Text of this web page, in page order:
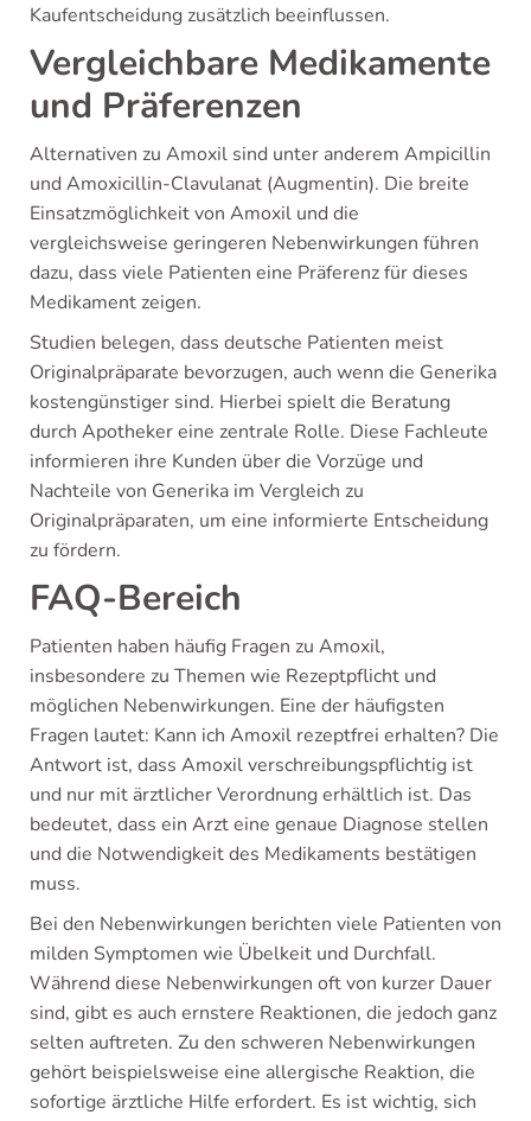
Kaufentscheidung zusätzlich beeinflussen.
Vergleichbare Medikamente
und Präferenzen
Alternativen zu Amoxil sind unter anderem Ampicillin
und Amoxicillin-Clavulanat (Augmentin). Die breite
Einsatzmöglichkeit von Amoxil und die
vergleichsweise geringeren Nebenwirkungen führen
dazu, dass viele Patienten eine Präferenz für dieses
Medikament zeigen.
Studien belegen, dass deutsche Patienten meist
Originalpräparate bevorzugen, auch wenn die Generika
kostengünstiger sind. Hierbei spielt die Beratung
durch Apotheker eine zentrale Rolle. Diese Fachleute
informieren ihre Kunden über die Vorzüge und
Nachteile von Generika im Vergleich zu
Originalpräparaten, um eine informierte Entscheidung
zu fördern.
FAQ-Bereich
Patienten haben häufig Fragen zu Amoxil,
insbesondere zu Themen wie Rezeptpflicht und
möglichen Nebenwirkungen. Eine der häufigsten
Fragen lautet: Kann ich Amoxil rezeptfrei erhalten? Die
Antwort ist, dass Amoxil verschreibungspflichtig ist
und nur mit ärztlicher Verordnung erhältlich ist. Das
bedeutet, dass ein Arzt eine genaue Diagnose stellen
und die Notwendigkeit des Medikaments bestätigen
muss.
Bei den Nebenwirkungen berichten viele Patienten von
milden Symptomen wie Übelkeit und Durchfall.
Während diese Nebenwirkungen oft von kurzer Dauer
sind, gibt es auch ernstere Reaktionen, die jedoch ganz
selten auftreten. Zu den schweren Nebenwirkungen
gehört beispielsweise eine allergische Reaktion, die
sofortige ärztliche Hilfe erfordert. Es ist wichtig, sich